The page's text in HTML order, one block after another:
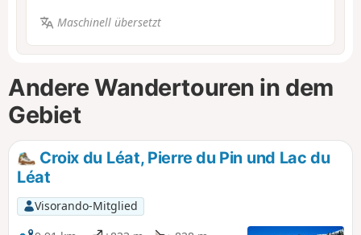
Maschinell übersetzt
Andere Wandertouren in dem
Gebiet
Croix du Léat, Pierre du Pin und Lac du
Léat
Visorando-Mitglied